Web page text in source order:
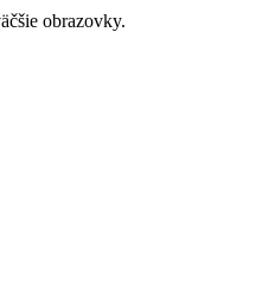
obrazovky.